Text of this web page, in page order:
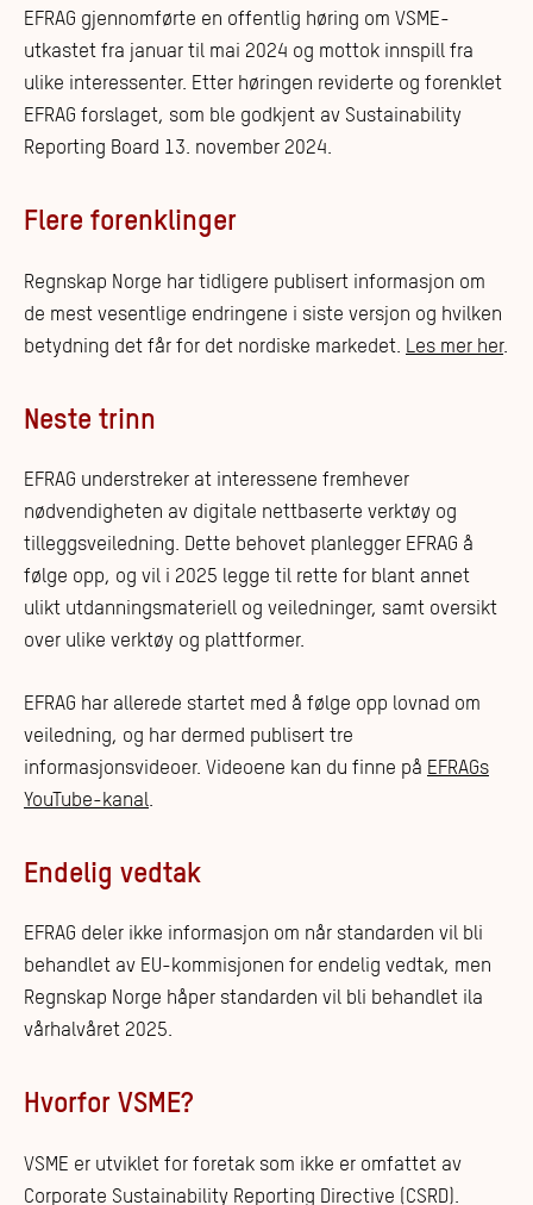
EFRAG gjennomførte en offentlig høring om VSME-
utkastet fra januar til mai 2024 og mottok innspill fra
ulike interessenter. Etter høringen reviderte og forenklet
EFRAG forslaget, som ble godkjent av Sustainability
Reporting Board 13. november 2024.
Flere forenklinger
Regnskap Norge har tidligere publisert informasjon om
de mest vesentlige endringene i siste versjon og hvilken
betydning det får for det nordiske markedet. Les mer her.
Neste trinn
EFRAG understreker at interessene fremhever
nødvendigheten av digitale nettbaserte verktøy og
tilleggsveiledning. Dette behovet planlegger EFRAG å
følge opp, og vil i 2025 legge til rette for blant annet
ulikt utdanningsmateriell og veiledninger, samt oversikt
over ulike verktøy og plattformer.
EFRAG har allerede startet med å følge opp lovnad om
veiledning, og har dermed publisert tre
informasjonsvideoer. Videoene kan du finne på EFRAGs
YouTube-kanal.
Endelig vedtak
EFRAG deler ikke informasjon om når standarden vil bli
behandlet av EU-kommisjonen for endelig vedtak, men
Regnskap Norge håper standarden vil bli behandlet ila
vårhalvåret 2025.
Hvorfor VSME?
VSME er utviklet for foretak som ikke er omfattet av
Corporate Sustainability Reporting Directive (CSRD).